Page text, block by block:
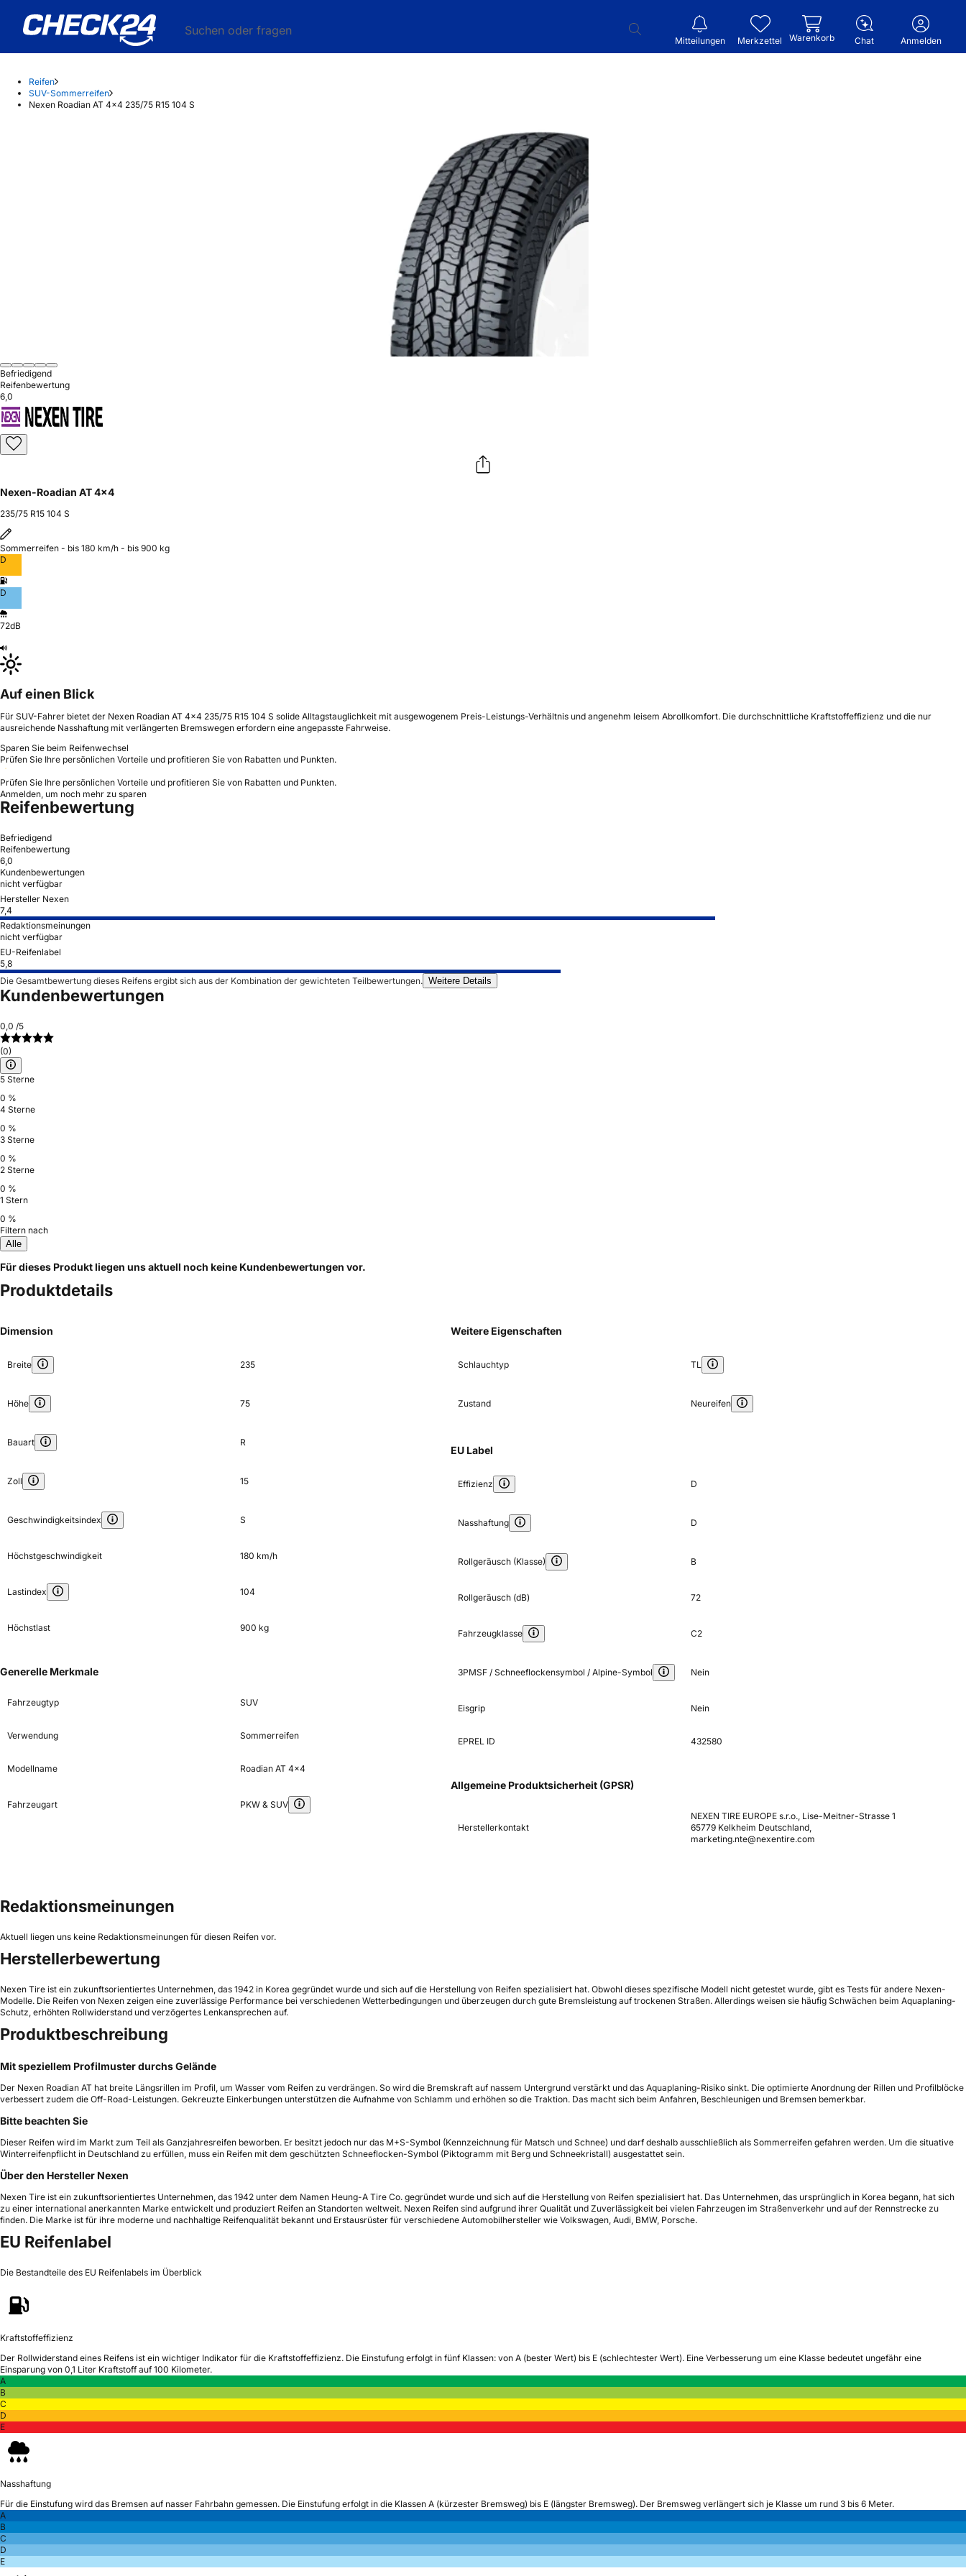
Suchen oder fragen
Mitteilungen Merkzettel Warenkorb Chat Anmelden
Reifen
SUV-Sommerreifen
Nexen Roadian AT 4x4 235/75 R15 104 S
Befriedigend
Reifenbewertung
6,0
Nexen-Roadian AT 4x4
235/75 R15 104 S
Sommerreifen - bis 180 km/h - bis 900 kg
D
D
72dB
Auf einen Blick
Für SUV-Fahrer bietet der Nexen Roadian AT 4x4 235/75 R15 104 S solide Alltagstauglichkeit mit ausgewogenem Preis-Leistungs-Verhältnis und angenehm leisem Abrollkomfort. Die durchschnittliche Kraftstoffeffizienz und die nur
ausreichende Nasshaftung mit verlängerten Bremswegen erfordern eine angepasste Fahrweise.
Sparen Sie beim Reifenwechsel
Prüfen Sie Ihre persönlichen Vorteile und profitieren Sie von Rabatten und Punkten.
Prüfen Sie Ihre persönlichen Vorteile und profitieren Sie von Rabatten und Punkten.
Anmelden, um noch mehr zu sparen
Reifenbewertung
Befriedigend
Reifenbewertung
6,0
Kundenbewertungen
nicht verfügbar
Hersteller Nexen
7,4
Redaktionsmeinungen
nicht verfügbar
EU-Reifenlabel
5,8
Die Gesamtbewertung dieses Reifens ergibt sich aus der Kombination der gewichteten Teilbewertungen. Weitere Details
Kundenbewertungen
0,0 /5
(0)
5 Sterne
0 %
4 Sterne
0 %
3 Sterne
0 %
2 Sterne
0 %
1 Stern
0 %
Filtern nach
Alle
Für dieses Produkt liegen uns aktuell noch keine Kundenbewertungen vor.
Produktdetails
Dimension
Breite 235
Höhe 75
Bauart R
Zoll 15
Geschwindigkeitsindex S
Höchstgeschwindigkeit 180 km/h
Lastindex 104
Höchstlast 900 kg
Generelle Merkmale
Fahrzeugtyp SUV
Verwendung Sommerreifen
Modellname Roadian AT 4x4
Fahrzeugart PKW & SUV
Weitere Eigenschaften
Schlauchtyp TL
Zustand Neureifen
EU Label
Effizienz D
Nasshaftung D
Rollgeräusch (Klasse) B
Rollgeräusch (dB) 72
Fahrzeugklasse C2
3PMSF / Schneeflockensymbol / Alpine-Symbol Nein
Eisgrip Nein
EPREL ID 432580
Allgemeine Produktsicherheit (GPSR)
Herstellerkontakt
NEXEN TIRE EUROPE s.r.o., Lise-Meitner-Strasse 1
65779 Kelkheim Deutschland,
marketing.nte@nexentire.com
Redaktionsmeinungen
Aktuell liegen uns keine Redaktionsmeinungen für diesen Reifen vor.
Herstellerbewertung
Nexen Tire ist ein zukunftsorientiertes Unternehmen, das 1942 in Korea gegründet wurde und sich auf die Herstellung von Reifen spezialisiert hat. Obwohl dieses spezifische Modell nicht getestet wurde, gibt es Tests für andere Nexen-
Modelle. Die Reifen von Nexen zeigen eine zuverlässige Performance bei verschiedenen Wetterbedingungen und überzeugen durch gute Bremsleistung auf trockenen Straßen. Allerdings weisen sie häufig Schwächen beim Aquaplaning-
Schutz, erhöhten Rollwiderstand und verzögertes Lenkansprechen auf.
Produktbeschreibung
Mit speziellem Profilmuster durchs Gelände
Der Nexen Roadian AT hat breite Längsrillen im Profil, um Wasser vom Reifen zu verdrängen. So wird die Bremskraft auf nassem Untergrund verstärkt und das Aquaplaning-Risiko sinkt. Die optimierte Anordnung der Rillen und Profilblöcke
verbessert zudem die Off-Road-Leistungen. Gekreuzte Einkerbungen unterstützen die Aufnahme von Schlamm und erhöhen so die Traktion. Das macht sich beim Anfahren, Beschleunigen und Bremsen bemerkbar.
Bitte beachten Sie
Dieser Reifen wird im Markt zum Teil als Ganzjahresreifen beworben. Er besitzt jedoch nur das M+S-Symbol (Kennzeichnung für Matsch und Schnee) und darf deshalb ausschließlich als Sommerreifen gefahren werden. Um die situative
Winterreifenpflicht in Deutschland zu erfüllen, muss ein Reifen mit dem geschützten Schneeflocken-Symbol (Piktogramm mit Berg und Schneekristall) ausgestattet sein.
Über den Hersteller Nexen
Nexen Tire ist ein zukunftsorientiertes Unternehmen, das 1942 unter dem Namen Heung-A Tire Co. gegründet wurde und sich auf die Herstellung von Reifen spezialisiert hat. Das Unternehmen, das ursprünglich in Korea begann, hat sich
zu einer international anerkannten Marke entwickelt und produziert Reifen an Standorten weltweit. Nexen Reifen sind aufgrund ihrer Qualität und Zuverlässigkeit bei vielen Fahrzeugen im Straßenverkehr und auf der Rennstrecke zu
finden. Die Marke ist für ihre moderne und nachhaltige Reifenqualität bekannt und Erstausrüster für verschiedene Automobilhersteller wie Volkswagen, Audi, BMW, Porsche.
EU Reifenlabel
Die Bestandteile des EU Reifenlabels im Überblick
Kraftstoffeffizienz
Der Rollwiderstand eines Reifens ist ein wichtiger Indikator für die Kraftstoffeffizienz. Die Einstufung erfolgt in fünf Klassen: von A (bester Wert) bis E (schlechtester Wert). Eine Verbesserung um eine Klasse bedeutet ungefähr eine
Einsparung von 0,1 Liter Kraftstoff auf 100 Kilometer.
A
B
C
D
E
Nasshaftung
Für die Einstufung wird das Bremsen auf nasser Fahrbahn gemessen. Die Einstufung erfolgt in die Klassen A (kürzester Bremsweg) bis E (längster Bremsweg). Der Bremsweg verlängert sich je Klasse um rund 3 bis 6 Meter.
A
B
C
D
E